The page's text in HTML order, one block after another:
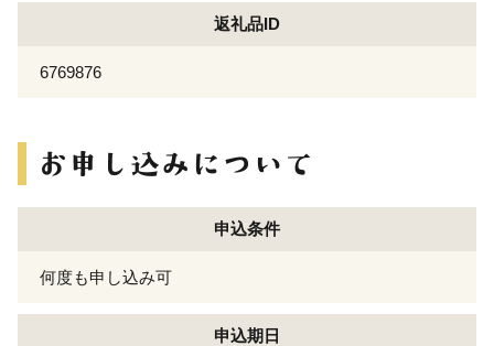
返礼品ID
6769876
申込条件
何度も申し込み可
申込期日